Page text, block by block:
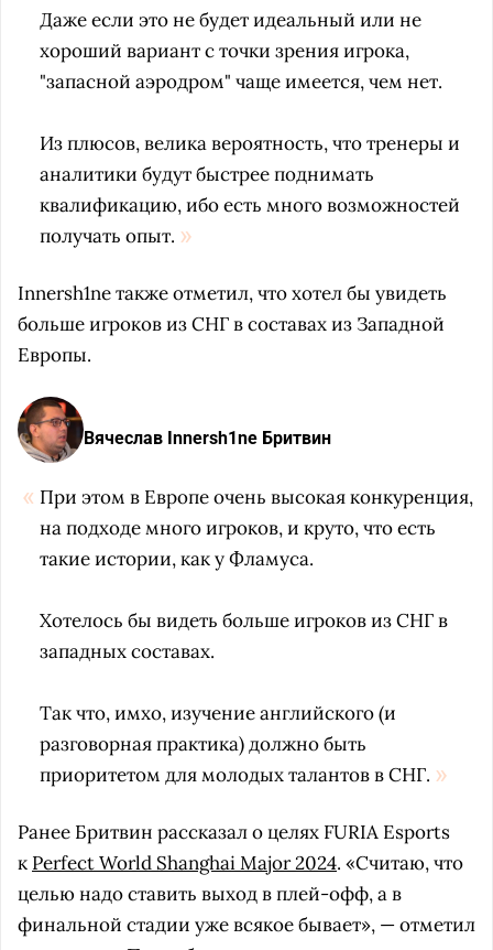
Даже если это не будет идеальный или не
хороший вариант с точки зрения игрока,
"запасной аэродром" чаще имеется, чем нет.
Из плюсов, велика вероятность, что тренеры и
аналитики будут быстрее поднимать
квалификацию, ибо есть много возможностей
получать опыт.
Innersh1ne также отметил, что хотел бы увидеть
больше игроков из СНГ в составах из Западной
Европы.
Вячеслав Innersh1ne Бритвин
При этом в Европе очень высокая конкуренция,
на подходе много игроков, и круто, что есть
такие истории, как у Фламуса.
Хотелось бы видеть больше игроков из СНГ в
западных составах.
Так что, имхо, изучение английского (и
разговорная практика) должно быть
приоритетом для молодых талантов в СНГ.
Ранее Бритвин рассказал о целях FURIA Esports
к Perfect World Shanghai Major 2024. «Считаю, что
целью надо ставить выход в плей-офф, а в
финальной стадии уже всякое бывает», — отметил